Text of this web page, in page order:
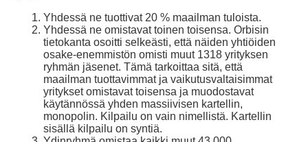
Yhdessä ne tuottivat 20 % maailman tuloista.
Yhdessä ne omistavat toinen toisensa. Orbisin
tietokanta osoitti selkeästi, että näiden yhtiöiden
osake-enemmistön omisti muut 1318 yrityksen
ryhmän jäsenet. Tämä tarkoittaa sitä, että
maailman tuottavimmat ja vaikutusvaltaisimmat
yritykset omistavat toisensa ja muodostavat
käytännössä yhden massiivisen kartellin,
monopolin. Kilpailu on vain nimellistä. Kartellin
sisällä kilpailu on syntiä.